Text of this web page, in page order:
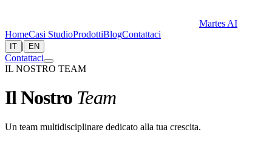
Martes AI
HomeCasi StudioProdottiBlogContattaci
IT | EN
Contattaci
IL NOSTRO TEAM
Il Nostro Team
Un team multidisciplinare dedicato alla tua crescita.